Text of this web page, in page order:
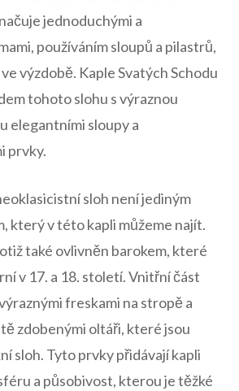
jednoduchými ‍a‍
používáním sloupů ⁣a ⁤pilastrů,
výzdobě. Kaple Svatých Schodu
tohoto slohu s výraznou
elegantními sloupy a
prvky.
sloh ‍není jediným
který v této kapli můžeme najít.
také ovlivněn barokem, které
v 17. a 18. století.⁢ Vnitřní část
freskami na stropě a
zdobenými oltáři, ⁢které jsou
sloh.‍ Tyto prvky ⁣přidávají kapli
a působivost,‍ kterou je těžké